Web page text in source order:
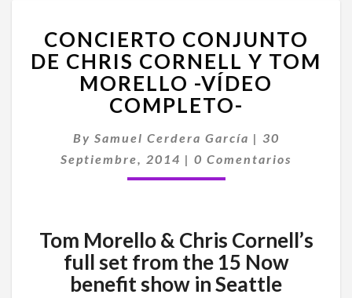
CONJUNTO
DE
CHRIS
CORNELL
Y
MORELLO
-
VÍDEO
CONCIERTO CONJUNTO
DE CHRIS CORNELL Y TOM
MORELLO -VÍDEO
COMPLETO-
By Samuel Cerdera García | 30
Septiembre, 2014 | Comentarios
0 Comentarios
Tom Morello & Chris Cornell’s
full set from the 15 Now
benefit show in Seattle